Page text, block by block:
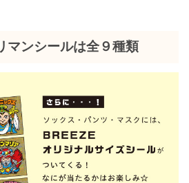
マンシールは全９種類